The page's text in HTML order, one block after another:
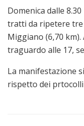
Domenica dalle
tratti da ripetere tre
Miggiano (6,70
traguardo alle 17,
La manifestazione
rispetto dei